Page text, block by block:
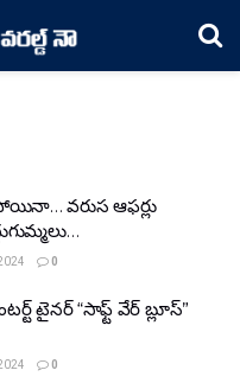
వరుస ఆఫర్లు
0
టైనర్ “సాఫ్ట్ వేర్ బ్లూస్”
0